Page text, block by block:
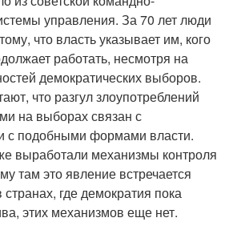
управления. За 70 лет люди
что власть указывает им, кого
работать, несмотря на
демократических выборов.
что разгул злоупотреблений
на выборах связан с
с подобными формами власти.
выработали механизмы контроля
там это явление встречается
где демократия пока
этих механизмов еще нет.